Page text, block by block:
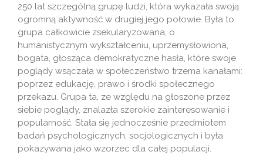
250 lat szczególną grupę ludzi, która wykazała swoją
ogromną aktywność w drugiej jego połowie. Była to
grupa całkowicie zsekularyzowana, o
humanistycznym wykształceniu, uprzemysłowiona,
bogata, głosząca demokratyczne hasła, które swoje
poglądy wsączała w społeczeństwo trzema kanałami:
poprzez edukację, prawo i środki społecznego
przekazu. Grupa ta, ze względu na głoszone przez
siebie poglądy, znalazła szerokie zainteresowanie i
popularność. Stała się jednocześnie przedmiotem
badań psychologicznych, socjologicznych i była
pokazywana jako wzorzec dla całej populacji.